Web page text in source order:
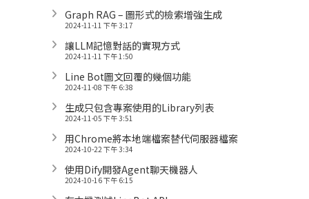
Graph RAG – 圖形式的檢索增強生成
2024-11-11 下午 3:17
讓LLM記憶對話的實現方式
2024-11-11 下午 1:50
Line Bot圖文回覆的幾個功能
2024-11-08 下午 6:38
生成只包含專案使用的Library列表
2024-11-05 下午 3:51
用Chrome將本地端檔案替代伺服器檔案
2024-10-22 下午 3:34
使用Dify開發Agent聊天機器人
2024-10-16 下午 6:15